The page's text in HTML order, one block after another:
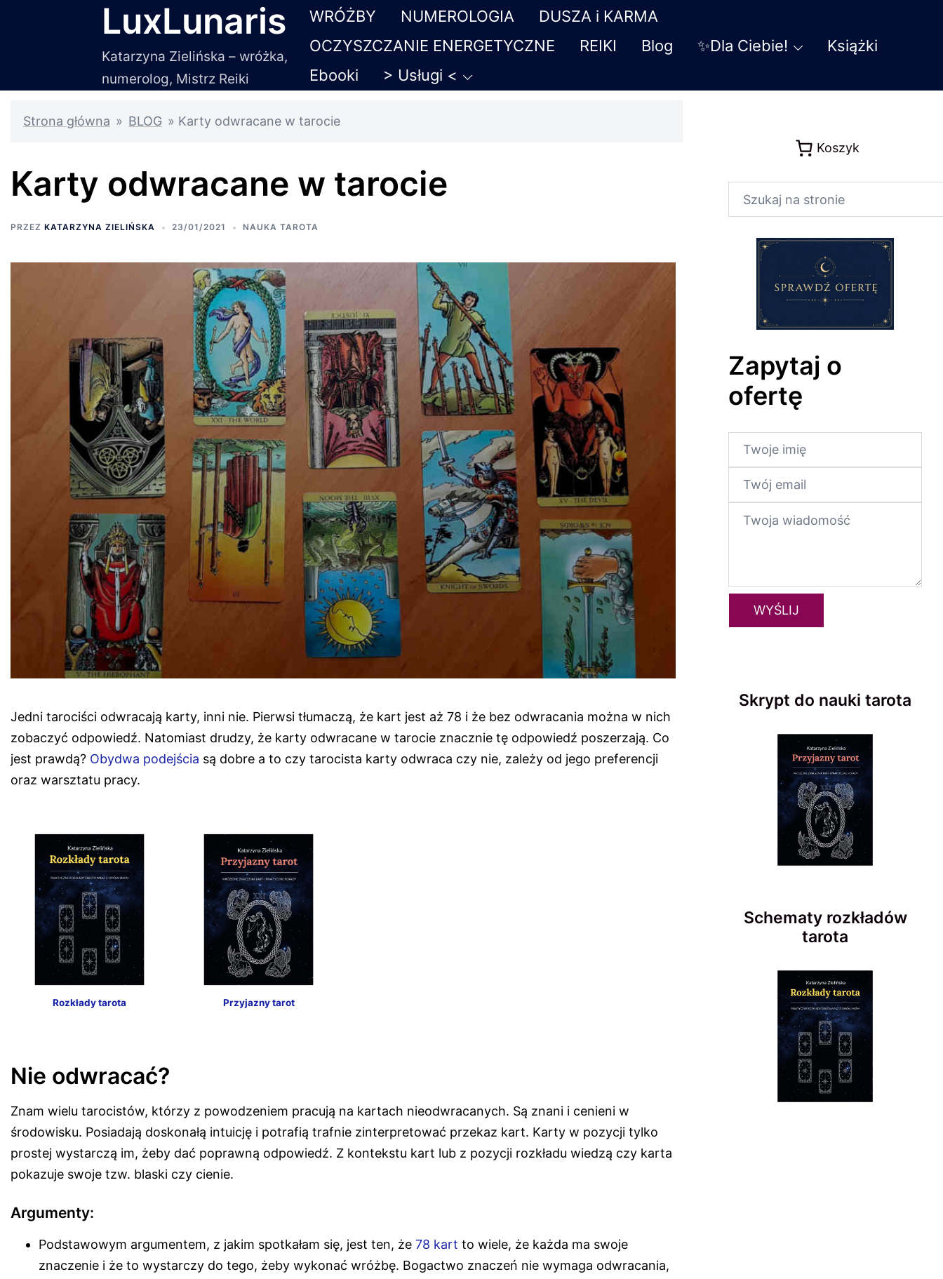
LuxLunaris
Katarzyna Zielińska – wróżka,
numerolog, Mistrz Reiki
WRÓŻBY NUMEROLOGIA
DUSZA i KARMA
OCZYSZCZANIE ENERGETYCZNE
REIKI Blog ✨Dla Ciebie!
Książki
Ebooki
> Usługi <
Strona główna » BLOG » Karty odwracane w tarocie
Karty odwracane w tarocie
PRZEZ KATARZYNA ZIELIŃSKA 23/01/2021 NAUKA TAROTA
Jedni tarociści odwracają karty, inni nie. Pierwsi tłumaczą, że kart jest aż 78 i że bez odwracania można w nich
zobaczyć odpowiedź. Natomiast drudzy, że karty odwracane w tarocie znacznie tę odpowiedź poszerzają. Co
jest prawdą? Obydwa podejścia są dobre a to czy tarocista karty odwraca czy nie, zależy od jego preferencji
oraz warsztatu pracy.
Rozkłady tarota Przyjazny tarot
Nie odwracać?
Znam wielu tarocistów, którzy z powodzeniem pracują na kartach nieodwracanych. Są znani i cenieni w
środowisku. Posiadają doskonałą intuicję i potrafią trafnie zinterpretować przekaz kart. Karty w pozycji tylko
prostej wystarczą im, żeby dać poprawną odpowiedź. Z kontekstu kart lub z pozycji rozkładu wiedzą czy karta
pokazuje swoje tzw. blaski czy cienie.
Argumenty:
Podstawowym argumentem, z jakim spotkałam się, jest ten, że 78 kart to wiele, że każda ma swoje
znaczenie i że to wystarczy do tego, żeby wykonać wróżbę. Bogactwo znaczeń nie wymaga odwracania,
Koszyk
Szukaj
Zapytaj o
ofertę
Skrypt do nauki tarota
Schematy rozkładów
tarota